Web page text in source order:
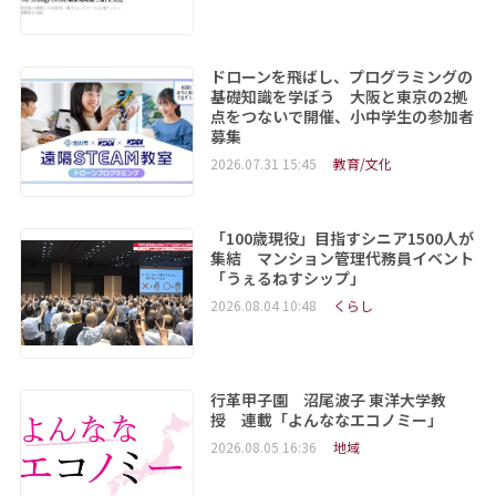
ドローンを飛ばし、プログラミングの
基礎知識を学ぼう 大阪と東京の2拠
点をつないで開催、小中学生の参加者
募集
2026.07.31 15:45 教育/文化
「100歳現役」目指すシニア1500人が
集結 マンション管理代務員イベント
「うぇるねすシップ」
2026.08.04 10:48 くらし
行革甲子園 沼尾波子 東洋大学教
授 連載「よんななエコノミー」
2026.08.05 16:36 地域